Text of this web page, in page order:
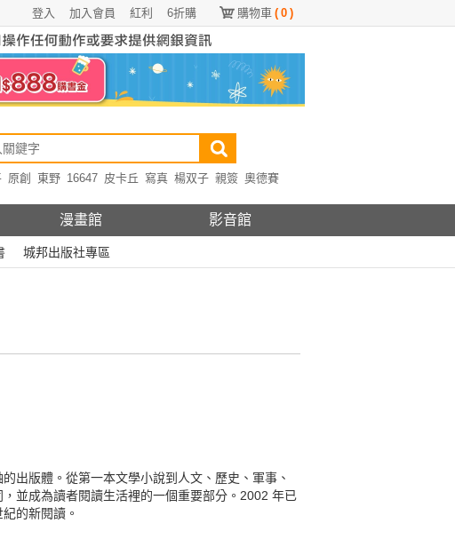
購物車 ( 0 )
6折購
紅利
加入會員
登入
原創 東野 16647 皮卡丘 寫真 楊双子 親簽 奧德賽
漫畫館 影音館
城邦出版社專區
出版體。從第一本文學小說到人文、歷史、軍事、
並成為讀者閱讀生活裡的一個重要部分。2002 年已
的新閱讀。